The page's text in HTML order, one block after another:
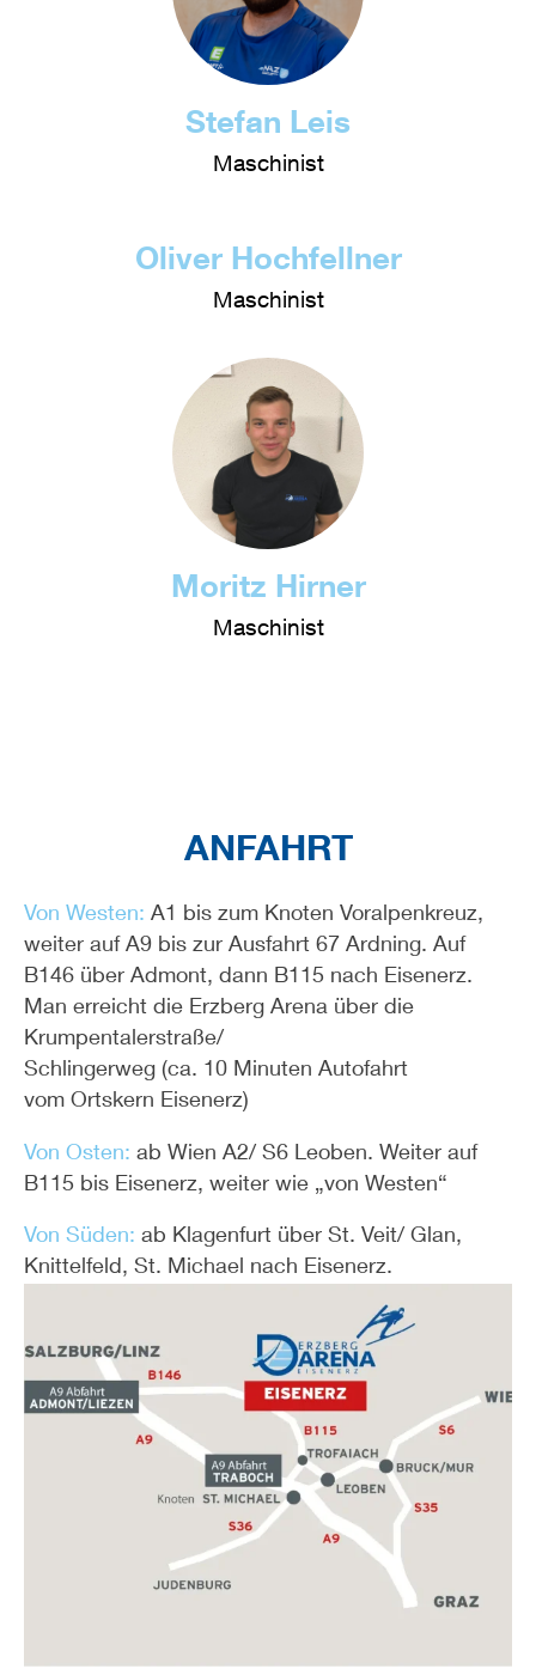
Stefan Leis
Maschinist
Oliver Hochfellner
Maschinist
Moritz Hirner
Maschinist
ANFAHRT
Von Westen: A1 bis zum Knoten Voralpenkreuz,
weiter auf A9 bis zur Ausfahrt 67 Ardning. Auf
B146 über Admont, dann B115 nach Eisenerz.
Man erreicht die Erzberg Arena über die
Krumpentalerstraße/
Schlingerweg (ca. 10 Minuten Autofahrt
vom Ortskern Eisenerz)
Von Osten: ab Wien A2/ S6 Leoben. Weiter auf
B115 bis Eisenerz, weiter wie „von Westen“
Von Süden: ab Klagenfurt über St. Veit/ Glan,
Knittelfeld, St. Michael nach Eisenerz.